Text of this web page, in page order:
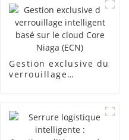
Gestion exclusive du
verrouillage